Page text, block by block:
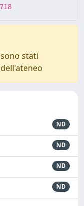
stati
ND
ND
ND
ND